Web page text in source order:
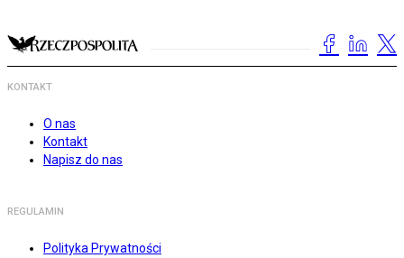
KONTAKT
O nas
Kontakt
Napisz do nas
REGULAMIN
Polityka Prywatności